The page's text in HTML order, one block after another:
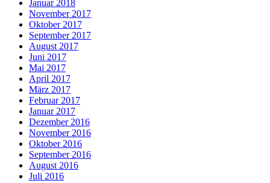
Januar 2018
November 2017
Oktober 2017
September 2017
August 2017
Juni 2017
Mai 2017
April 2017
März 2017
Februar 2017
Januar 2017
Dezember 2016
November 2016
Oktober 2016
September 2016
August 2016
Juli 2016